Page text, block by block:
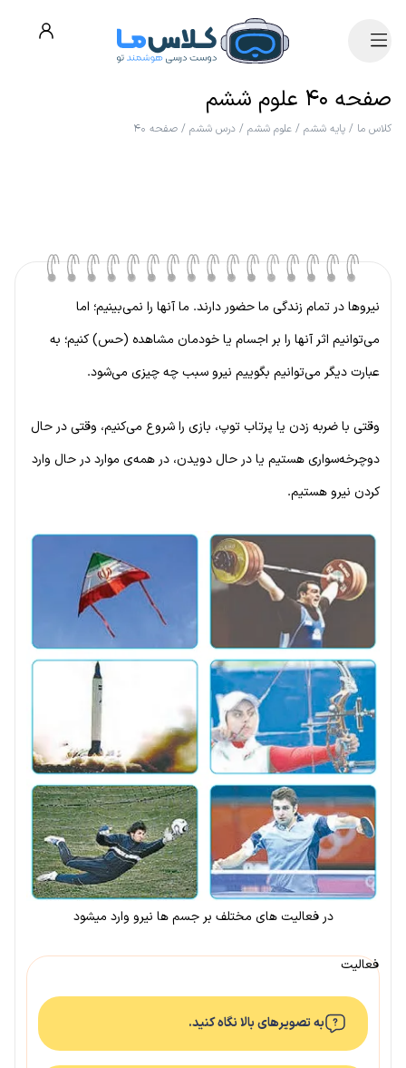
صفحه ۴۰ علوم ششم
کلاس ما / پایه ششم / علوم ششم / درس ششم / صفحه ۴۰
نیروها در تمام زندگی ما حضور دارند. ما آنها را نمی‌بینیم؛ اما
می‌توانیم اثر آنها را بر اجسام یا خودمان مشاهده (حس) کنیم؛ به
عبارت دیگر می‌توانیم بگوییم نیرو سبب چه چیزی می‌شود.
وقتی با ضربه زدن یا پرتاب توپ، بازی را شروع می‌کنیم، وقتی در حال
دوچرخه‌سواری هستیم یا در حال دویدن، در همه‌ی موارد در حال وارد
کردن نیرو هستیم.
در فعالیت های مختلف بر جسم ها نیرو وارد میشود
فعالیت
به تصویرهای بالا نگاه کنید.